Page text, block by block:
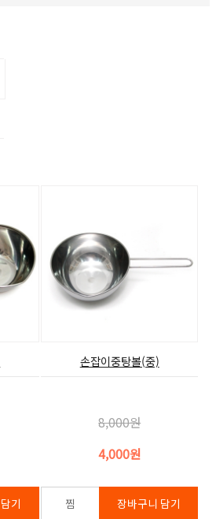
손잡이중탕볼(중)
8,000원
4,000원